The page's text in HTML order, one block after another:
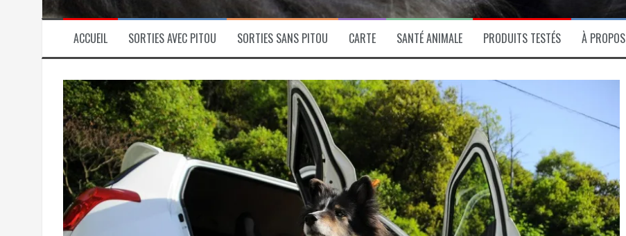
ACCUEIL SORTIES AVEC PITOU SORTIES SANS PITOU CARTE SANTÉ ANIMALE PRODUITS TESTÉS À PROPOS